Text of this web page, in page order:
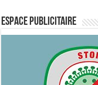
ESPACE PUBLICITAIRE